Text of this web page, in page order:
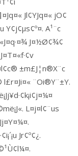
Jl¢YJq¤« jO¢
Y¢j¢µs¢º¤. A¹¨c
J¤½Ø¢¾¢
±m£J¦n®X¨c
¨Oi®Y¨±Y.
L¤j¤l¢¨us
Jr¢º¢¿.